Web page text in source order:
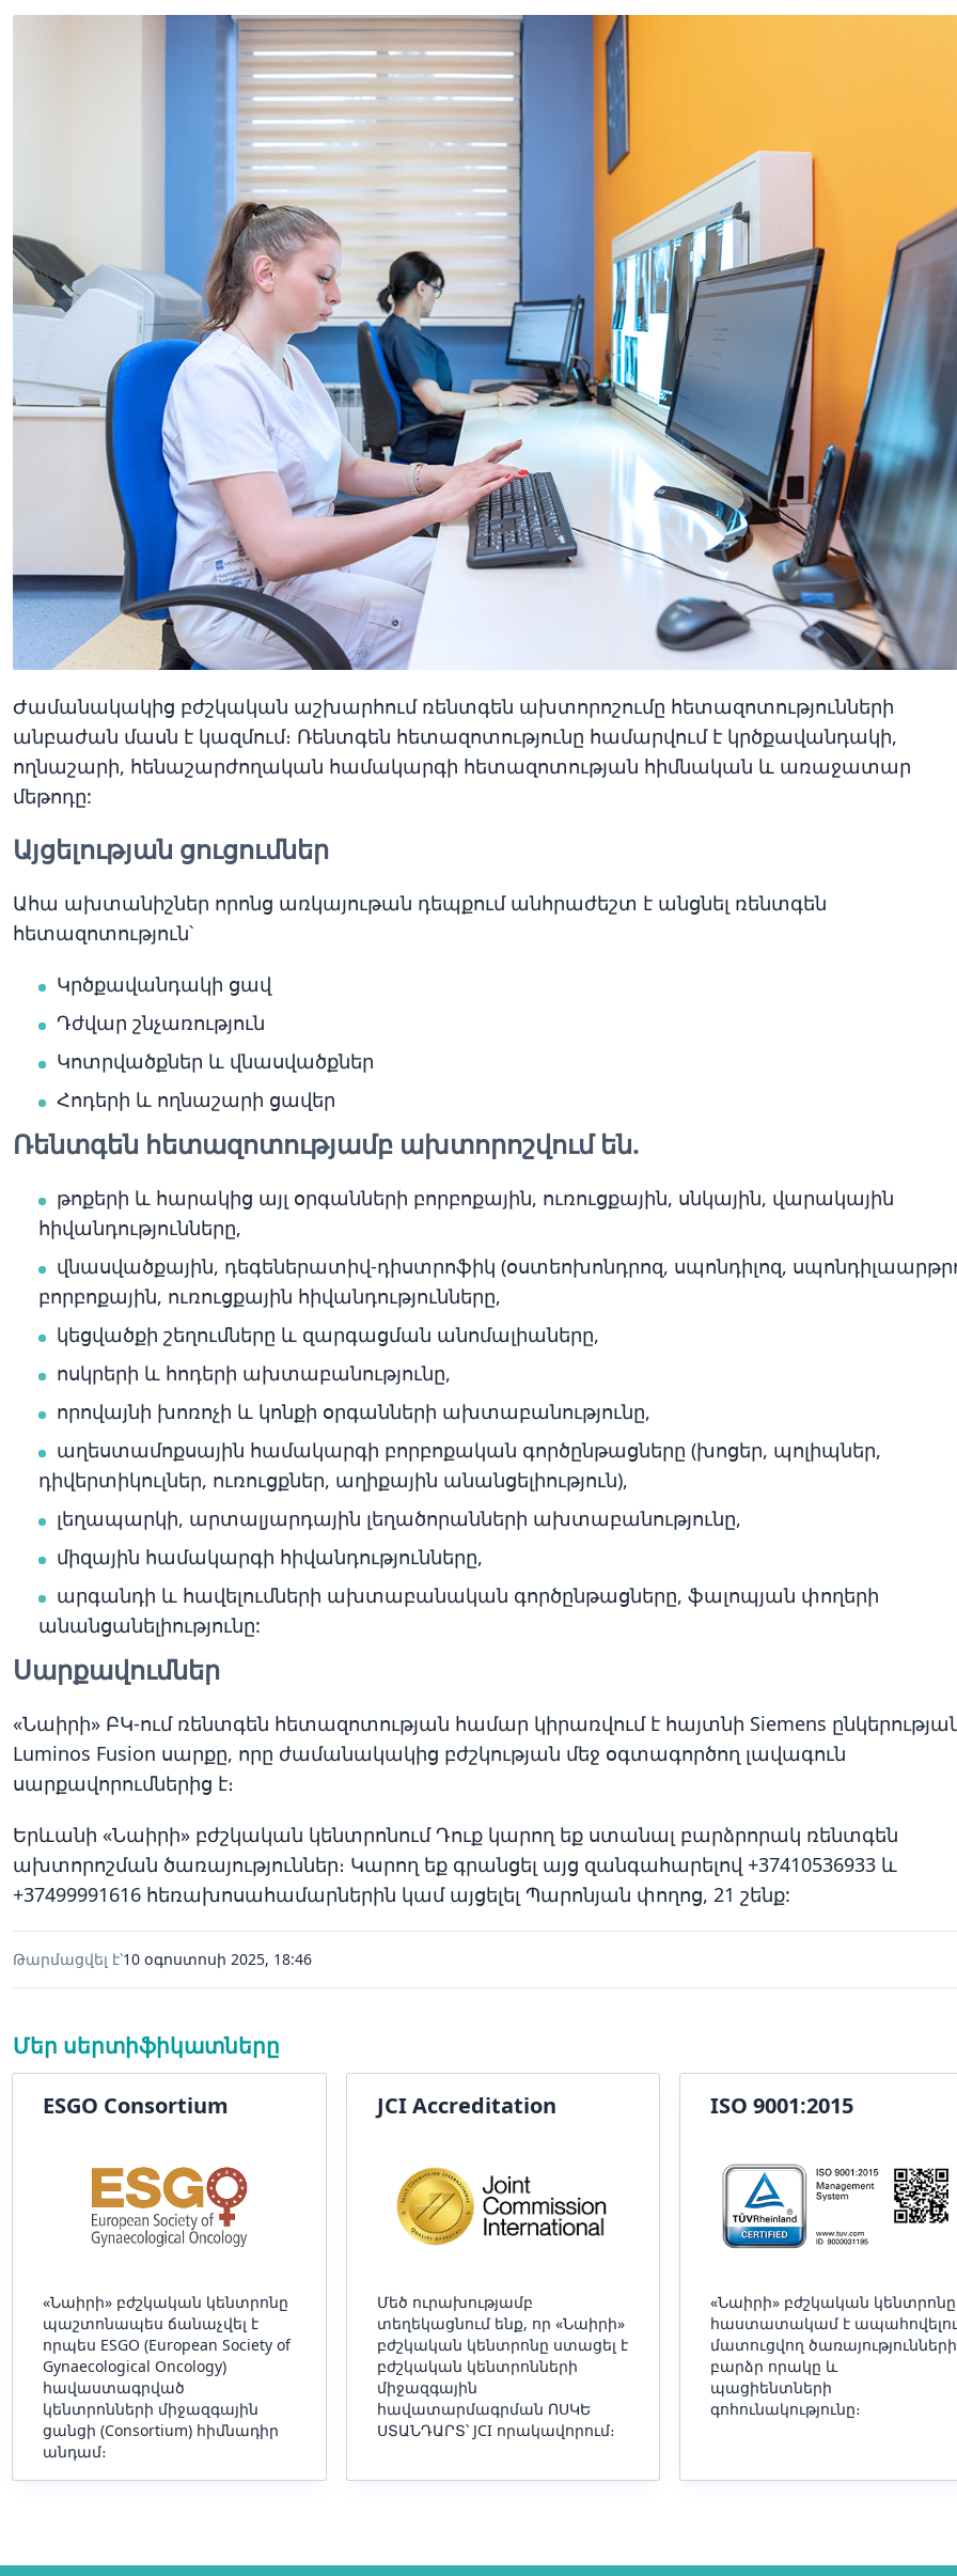
Ժամանակակից բժշկական աշխարհում ռենտգեն ախտորոշումը հետազոտությունների
անբաժան մասն է կազմում։ Ռենտգեն հետազոտությունը համարվում է կրծքավանդակի,
ողնաշարի, հենաշարժողական համակարգի հետազոտության հիմնական և առաջատար
մեթոդը:
Այցելության ցուցումներ
Ահա ախտանիշներ որոնց առկայութան դեպքում անհրաժեշտ է անցնել ռենտգեն
հետազոտություն՝
Կրծքավանդակի ցավ
Դժվար շնչառություն
Կոտրվածքներ և վնասվածքներ
Հոդերի և ողնաշարի ցավեր
Ռենտգեն հետազոտությամբ ախտորոշվում են.
թոքերի և հարակից այլ օրգանների բորբոքային, ուռուցքային, սնկային, վարակային
հիվանդությունները,
վնասվածքային, դեգեներատիվ-դիստրոֆիկ (օստեոխոնդրոզ, սպոնդիլոզ,
բորբոքային, ուռուցքային հիվանդությունները,
կեցվածքի շեղումները և զարգացման անոմալիաները,
ոսկրերի և հոդերի ախտաբանությունը,
որովայնի խոռոչի և կոնքի օրգանների ախտաբանությունը,
աղեստամոքսային համակարգի բորբոքական գործընթացները (խոցեր, պոլիպներ,
դիվերտիկուլներ, ուռուցքներ, աղիքային անանցելիություն),
լեղապարկի, արտալյարդային լեղածորանների ախտաբանությունը,
միզային համակարգի հիվանդությունները,
արգանդի և հավելումների ախտաբանական գործընթացները, ֆալոպյան փողերի
անանցանելիությունը:
Սարքավումներ
«Նաիրի» ԲԿ-ում ռենտգեն հետազոտության համար կիրառվում է հայտնի Siemens
Luminos Fusion սարքը, որը ժամանակակից բժշկության մեջ օգտագործող լավագուն
սարքավորումներից է։
Երևանի «Նաիրի» բժշկական կենտրոնում Դուք կարող եք ստանալ բարձրորակ ռենտգեն
ախտորոշման ծառայություններ։ Կարող եք գրանցել այց զանգահարելով +37410536933 և
+37499991616 հեռախոսահամարներին կամ այցելել Պարոնյան փողոց, 21 շենք:
Թարմացվել է՝10 օգոստոսի 2025, 18:46
Մեր սերտիֆիկատները
ESGO Consortium
«Նաիրի» բժշկական կենտրոնը
պաշտոնապես ճանաչվել է
որպես ESGO (European Society of
Gynaecological Oncology)
հավաստագրված
կենտրոնների միջազգային
ցանցի (Consortium) հիմնադիր
անդամ։
JCI Accreditation
Մեծ ուրախությամբ
տեղեկացնում ենք, որ «Նաիրի»
բժշկական կենտրոնը ստացել է
բժշկական կենտրոնների
միջազգային
հավատարմագրման ՈՍԿԵ
ՍՏԱՆԴԱՐՏ՝ JCI որակավորում։
ISO 9001:2015
«Նաիրի» բժշկական կենտրոնը
հաստատակամ է
մատուցվող ծառայությունների
բարձր որակը և
պացիենտների
գոհունակությունը։